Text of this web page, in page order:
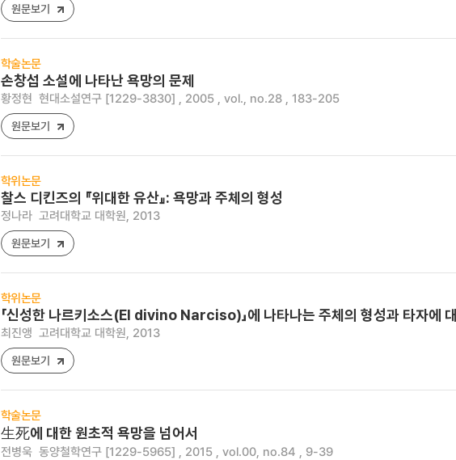
원문보기
학술논문
손창섭 소설에 나타난 욕망의 문제
황정현 현대소설연구 [1229-3830] , 2005 , vol., no.28 , 183-205
원문보기
학위논문
찰스 디킨즈의 『위대한 유산』: 욕망과 주체의 형성
정나라 고려대학교 대학원, 2013
원문보기
학위논문
「신성한 나르키소스(El divino Narciso)」에 나타나는 주체의 형성과 타자에
최진앵 고려대학교 대학원, 2013
원문보기
학술논문
生死에 대한 원초적 욕망을 넘어서
전병욱 동양철학연구 [1229-5965] , 2015 , vol.00, no.84 , 9-39